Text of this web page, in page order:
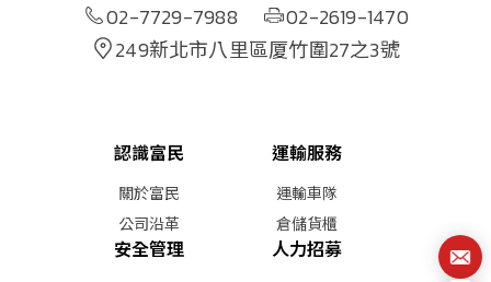
02-7729-7988
02-2619-1470
249新北市八里區厦竹圍27之3號
認識富民
關於富民
公司沿革
運輸服務
運輸車隊
倉儲貨櫃
安全管理 人力招募